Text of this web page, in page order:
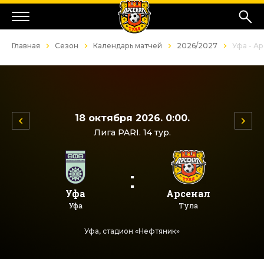
Главная Сезон Календарь матчей 2026/2027 Уфа -
18 октября 2026. 0:00.
Лига PARI. 14 тур.
Уфа
Уфа
: Арсенал
Тула
Уфа, стадион «Нефтяник»